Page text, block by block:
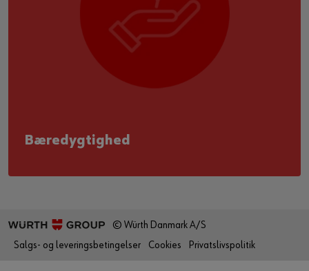
Bæredygtighed
© Würth Danmark A/S
Salgs- og leveringsbetingelser
Cookies Privatslivspolitik